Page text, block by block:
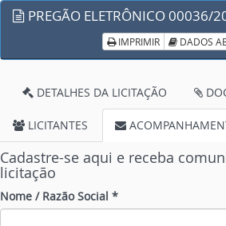
PREGÃO ELETRÔNICO 00036/
IMPRIMIR DADOS
DETALHES DA LICITAÇÃO
LICITANTES
Cadastre-se aqui e receba
licitação
Nome / Razão Social *